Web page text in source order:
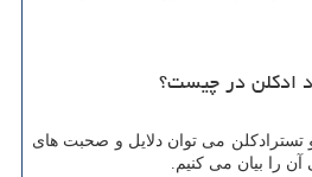
ادکلن در چیست؟
تسترادکلن می توان دلایل و صحبت های
را بیان می کنیم.